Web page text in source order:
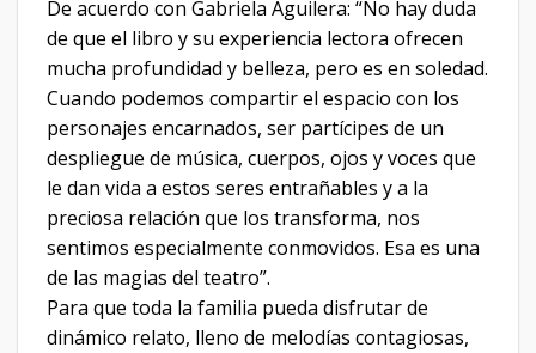
De acuerdo con Gabriela Aguilera: “No hay duda
de que el libro y su experiencia lectora ofrecen
mucha profundidad y belleza, pero es en soledad.
Cuando podemos compartir el espacio con los
personajes encarnados, ser partícipes de un
despliegue de música, cuerpos, ojos y voces que
le dan vida a estos seres entrañables y a la
preciosa relación que los transforma, nos
sentimos especialmente conmovidos. Esa es una
de las magias del teatro”.
Para que toda la familia pueda disfrutar de
dinámico relato, lleno de melodías contagiosas,